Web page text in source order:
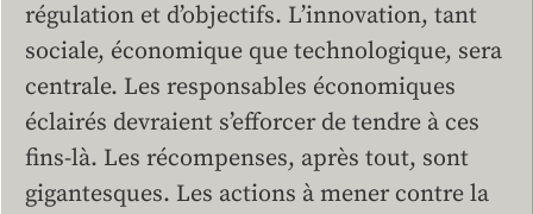
régulation et d’objectifs. L’innovation, tant
sociale, économique que technologique, sera
centrale. Les responsables économiques
éclairés devraient s’efforcer de tendre à ces
fins-là. Les récompenses, après tout, sont
gigantesques. Les actions à mener contre la